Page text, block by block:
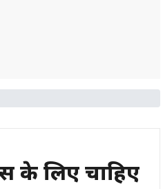
के लिए चाहिए